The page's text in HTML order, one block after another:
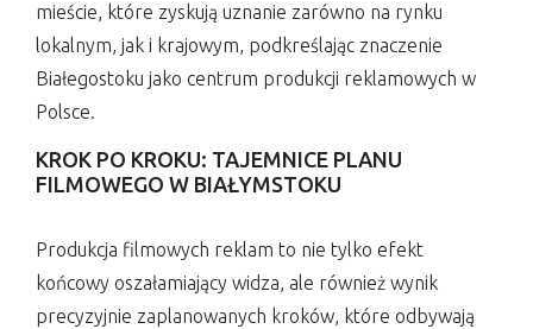
mieście, które zyskują uznanie zarówno na rynku
lokalnym, jak i krajowym, podkreślając znaczenie
Białegostoku jako centrum produkcji reklamowych w
Polsce.
KROK PO KROKU: TAJEMNICE PLANU
FILMOWEGO W BIAŁYMSTOKU
Produkcja filmowych reklam to nie tylko efekt
końcowy oszałamiający widza, ale również wynik
precyzyjnie zaplanowanych kroków, które odbywają